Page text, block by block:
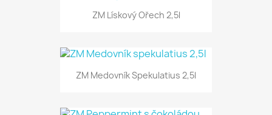
ZM Lískový Ořech 2,5l
ZM Medovník Spekulatius 2,5l